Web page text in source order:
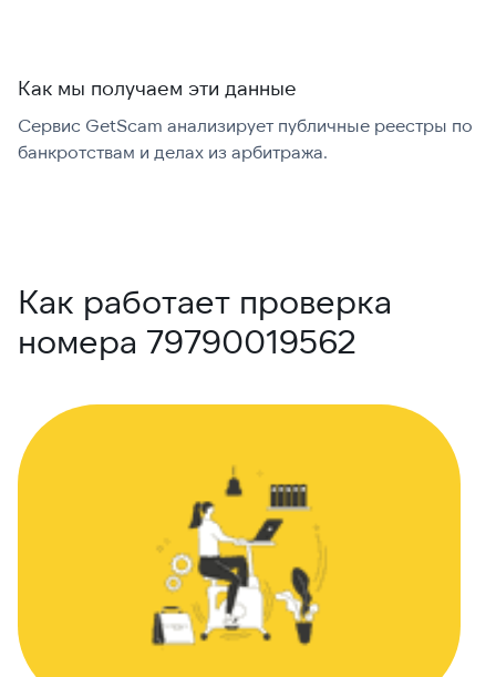
Как мы получаем эти данные
Сервис GetScam анализирует публичные реестры по
банкротствам и делах из арбитража.
Как работает проверка
номера 79790019562